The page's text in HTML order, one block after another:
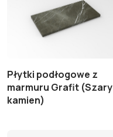
Płytki podłogowe z
marmuru Grafit (Szary
kamien)